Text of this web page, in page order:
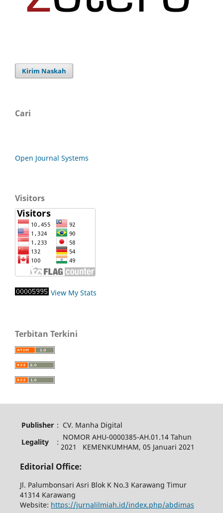
Kirim Naskah
Cari
Open Journal Systems
Visitors
View My Stats
Terbitan Terkini
Publisher : CV. Manha Digital
Legality
:
NOMOR AHU-0000385-AH.01.14 Tahun
2021 KEMENKUMHAM, 05 Januari 2021
Editorial Office:
Jl. Palumbonsari Asri Blok K No.3 Karawang Timur
41314 Karawang
Website: https://jurnalilmiah.id/index.php/abdimas